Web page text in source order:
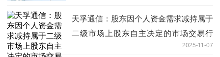
天孚通信：股东因个人资金需求减持属于
二级市场上股东自主决定的市场交易行
2025-11-07